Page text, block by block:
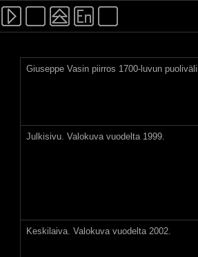
Giuseppe Vasin piirros 1700-luvun
Julkisivu. Valokuva vuodelta 1999.
Keskilaiva. Valokuva vuodelta 2002.